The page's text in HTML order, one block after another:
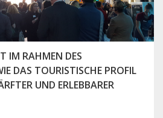
IM RAHMEN DES
DAS TOURISTISCHE PROFIL
UND ERLEBBARER